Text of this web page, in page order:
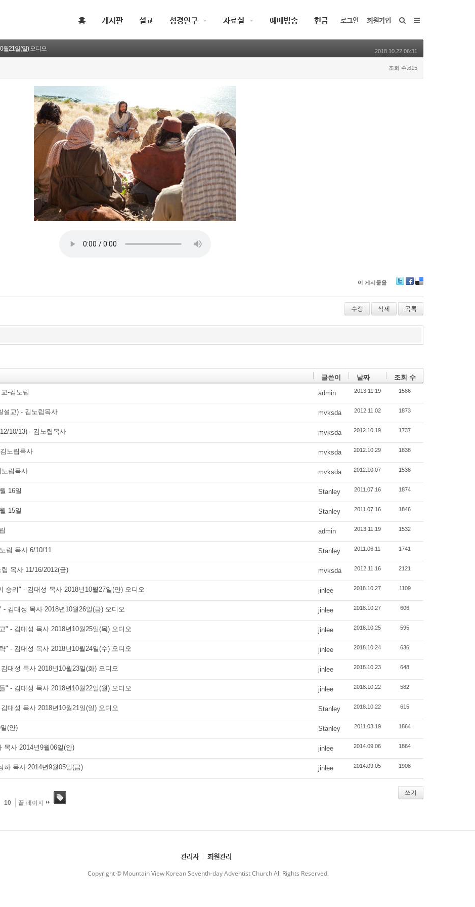
홈 게시판 설교 성경연구 자료실 예배방송 헌금 로그인 회원가입
월21일(일) 오디오 2018.10.22 06:31
조회 수:615
이 게시물을
itte ce
bo
ok
lici
ou
s
수정 삭제 목록
글쓴이 날짜 조회 수
-김노립 admin 2013.11.19 1586
설교) - 김노립목사 mvksda 2012.11.02 1873
10/13) - 김노립목사 mvksda 2012.10.19 1737
노립목사 mvksda 2012.10.29 1838
노립목사 mvksda 2012.10.07 1538
16일 Stanley 2011.07.16 1874
15일 Stanley 2011.07.16 1846
admin 2013.11.19 1532
립 목사 6/10/11 Stanley 2011.06.11 1741
목사 11/16/2012(금) mvksda 2012.11.16 2121
승리" - 김대성 목사 2018년10월27일(안) 오디오 jinlee 2018.10.27 1109
김대성 목사 2018년10월26일(금) 오디오 jinlee 2018.10.27 606
" - 김대성 목사 2018년10월25일(목) 오디오 jinlee 2018.10.25 595
" - 김대성 목사 2018년10월24일(수) 오디오 jinlee 2018.10.24 636
대성 목사 2018년10월23일(화) 오디오 jinlee 2018.10.23 648
" - 김대성 목사 2018년10월22일(월) 오디오 jinlee 2018.10.22 582
대성 목사 2018년10월21일(일) 오디오 Stanley 2018.10.22 615
(안) Stanley 2011.03.19 1864
목사 2014년9월06일(안) jinlee 2014.09.06 1864
하 목사 2014년9월05일(금) jinlee 2014.09.05 1908
10 끝 페이지
쓰기
관리자 회원관리
Copyright © Mountain View Korean Seventh-day Adventist Church All Rights Reserved.